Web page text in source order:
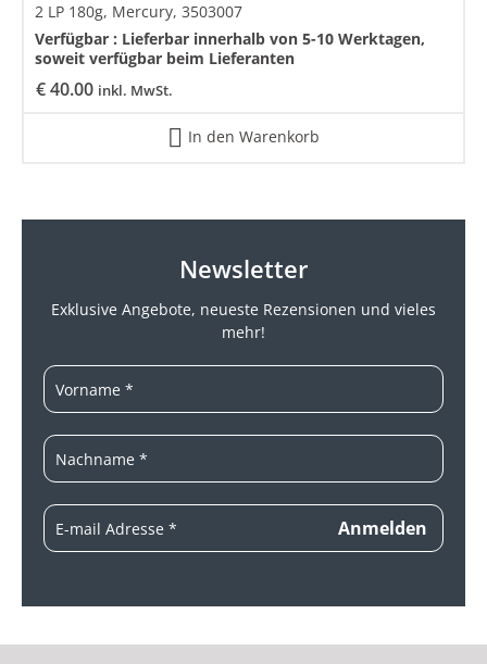
€40.00 inkl. MwSt.
2 LP 180g, Mercury, 3503007
Verfügbar : Lieferbar innerhalb von 5-10 Werktagen,
soweit verfügbar beim Lieferanten
In den Warenkorb
Newsletter
Exklusive Angebote, neueste Rezensionen und vieles
mehr!